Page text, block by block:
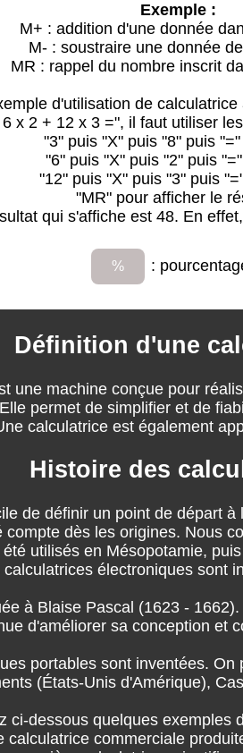
Exemple :
M+ : addition d'une donnée
M- : soustraire une donnée
MR : rappel du nombre inscrit
d'utilisation de
x 2 + 12 x 3 =", il faut utiliser
"3" puis "X" puis "8" puis
"6" puis "X" puis "2" puis
"12" puis "X" puis "3" puis
"MR" pour afficher le
qui s'affiche est 48. En
% :
Définition d'une
une machine conçue pour
Elle permet de simplifier et de
calculatrice est également
Histoire des
de définir un point de départ à
compte dès les origines. Nous
utilisés en Mésopotamie,
électroniques sont
à Blaise Pascal (1623 -
d'améliorer sa conception et
portables sont inventées.
(États-Unis d'Amérique),
ci-dessous quelques exemples
commerciale